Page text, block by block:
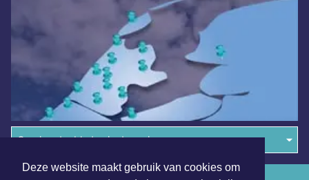
Deze website maakt gebruik van cookies om
Overige dagbladen in de regio